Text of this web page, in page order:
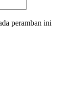
peramban ini